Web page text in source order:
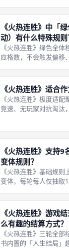
不会出现结算时无纸币
机制减少消耗，纸币仅
《火热连胜》中「
动）有什么特殊规则
《火热连胜》绿色全
应格数，不会触发偏移
不会制造赛场负面反转
行动卡牌，其余所有单
《火热连胜》适合
《火热连胜》极度适
竞速、无玩家对抗淘汰
不需要玩家大量发言博
《火热连胜》支持
变体规则？
《火热连胜》基础规
变体，每轮每人仅抽取
团建、大型线下桌游聚
整细则：第一，下注票
《火热连胜》游戏
么有趣的结算方式？
《火热连胜》三轮全
书内置的「人生结局」